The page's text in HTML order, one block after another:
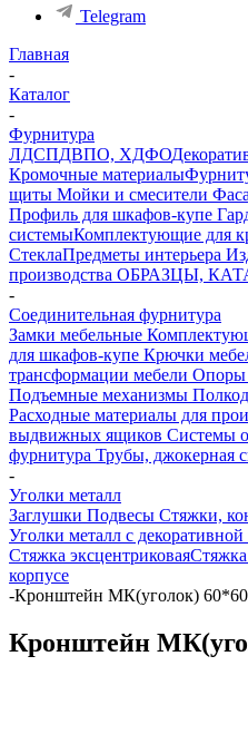
Telegram
Главная
-
Каталог
-
Фурнитура
ЛДСПДВПО, ХДФО
Кромочные материалы
щиты Мойки и смесители
Профиль для шкафов-купе
системыКомплектующие для
СтеклаПредметы интерьера
производства ОБРАЗЦЫ,
-
Соединительная фурнитура
Замки мебельные
для шкафов-купе Крючки
трансформации мебели Опоры
Подъемные механизмы
Расходные материалы для
выдвижных ящиков Системы
фурнитура Трубы, джокерная
-
Уголки металл
Заглушки Подвесы Стяжки,
Уголки металл с декоративной
Стяжка эксцентриковаяСтяжка
корпусе
-Кронштейн МК(уголок)
Кронштейн